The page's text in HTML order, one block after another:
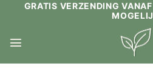
GRATIS VERZENDING